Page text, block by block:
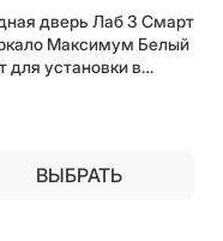
дверь Лаб 3 Смарт
Максимум Белый
для установки в
ВЫБРАТЬ